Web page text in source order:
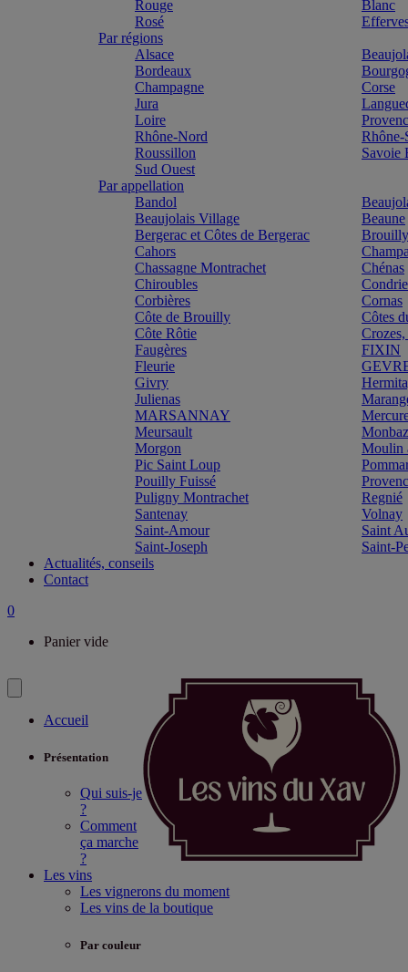
Rouge
Blanc
Rosé
Par régions
Alsace
Bordeaux
Champagne
Corse
Jura
Loire
Rhône-Nord
Rhône-
Roussillon
Savoie
Sud Ouest
Par appellation
Bandol
Beaujolais Village
Beaune
Bergerac et Côtes de Bergerac
Brouilly
Cahors
Chassagne Montrachet
Chénas
Chiroubles
Corbières
Cornas
Côte de Brouilly
Côtes
Côte Rôtie
Faugères
FIXIN
Fleurie
Givry
Julienas
MARSANNAY
Meursault
Morgon
Moulin
Pic Saint Loup
Pouilly Fuissé
Puligny Montrachet
Regnié
Santenay
Volnay
Saint-Amour
Saint
Saint-Joseph
Saint-
Actualités, conseils
Contact
0
Panier vide
Accueil
Présentation
Qui suis-je
?
Comment
ça marche
?
Les vins
Les vignerons du moment
Les vins de la boutique
Par couleur